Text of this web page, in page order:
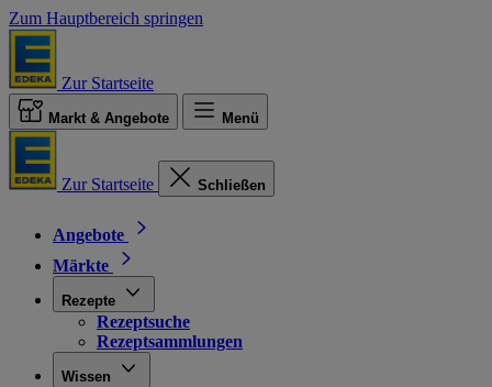
Zum Hauptbereich springen
Zur Startseite
Markt & Angebote Menü
Zur Startseite Schließen
Angebote
Märkte
Rezepte
Rezeptsuche
Rezeptsammlungen
Wissen